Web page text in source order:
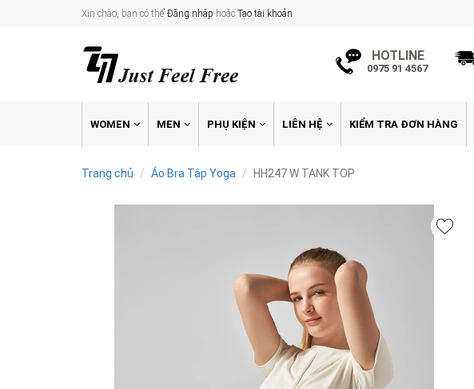
Xin chào, bạn có thể Đăng nhập hoặc Tạo tài khoản
HOTLINE
0975 91 4567
WOMEN MEN PHỤ KIỆN LIÊN HỆ KIỂM TRA ĐƠN HÀNG
Trang chủ Áo Bra Tập Yoga HH247 W TANK TOP